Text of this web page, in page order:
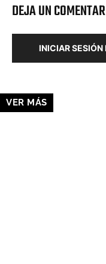
DEJA UN
INICIAR SESIÓN
VER MÁS